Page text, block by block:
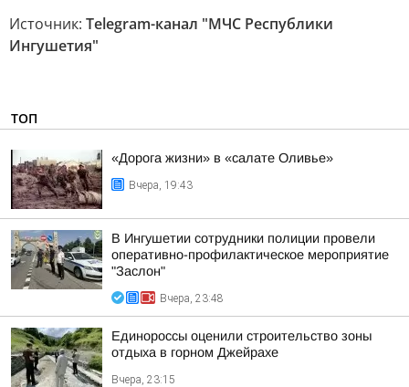
Источник: Telegram-канал "МЧС Республики
Ингушетия"
ТОП
«Дорога жизни» в «салате Оливье»
Вчера, 19:43
В Ингушетии сотрудники полиции провели
оперативно-профилактическое мероприятие
"Заслон"
Вчера, 23:48
Единороссы оценили строительство зоны
отдыха в горном Джейрахе
Вчера, 23:15